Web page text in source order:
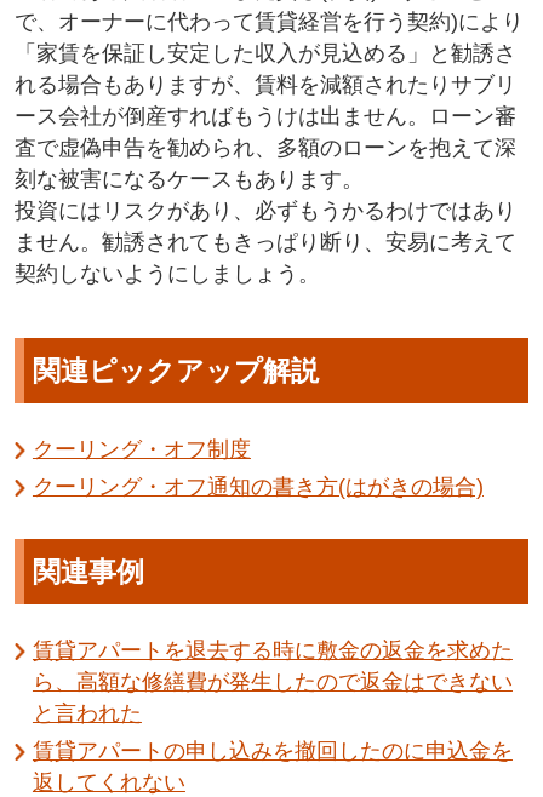
で、オーナーに代わって賃貸経営を行う契約)により
「家賃を保証し安定した収入が見込める」と勧誘さ
れる場合もありますが、賃料を減額されたりサブリ
ース会社が倒産すればもうけは出ません。ローン審
査で虚偽申告を勧められ、多額のローンを抱えて深
刻な被害になるケースもあります。
投資にはリスクがあり、必ずもうかるわけではあり
ません。勧誘されてもきっぱり断り、安易に考えて
契約しないようにしましょう。
関連ピックアップ解説
クーリング・オフ制度
クーリング・オフ通知の書き方(はがきの場合)
関連事例
賃貸アパートを退去する時に敷金の返金を求めた
ら、高額な修繕費が発生したので返金はできない
と言われた
賃貸アパートの申し込みを撤回したのに申込金を
返してくれない